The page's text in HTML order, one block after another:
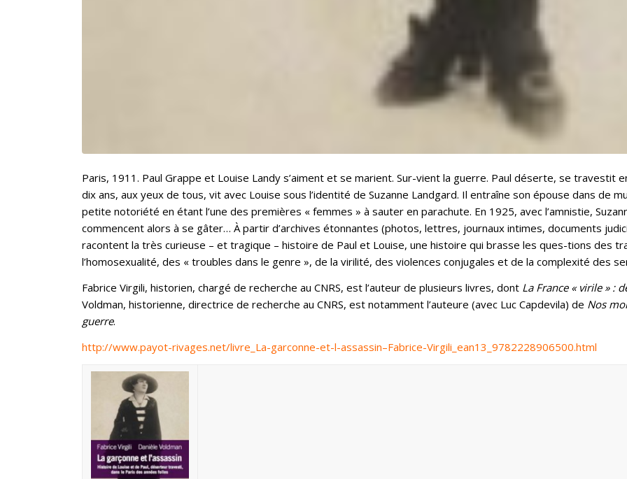
Paris, 1911. Paul Grappe et Louise Landy s’aiment et se marient. Sur-vient la guerre. Paul déserte, se
dix ans, aux yeux de tous, vit avec Louise sous l’identité de Suzanne Landgard. Il entraîne son épouse dans de
petite notoriété en étant l’une des premières « femmes » à sauter en parachute. En 1925, avec l’amnistie,
commencent alors à se gâter… À partir d’archives étonnantes (photos, lettres, journaux intimes, documents
racontent la très curieuse – et tragique – histoire de Paul et Louise, une histoire qui brasse les ques-tions des
l’homosexualité, des « troubles dans le genre », de la virilité, des violences conjugales et de la complexité des
Fabrice Virgili, historien, chargé de recherche au CNRS, est l’auteur de plusieurs livres, dont La France « virile » :
Voldman, historienne, directrice de recherche au CNRS, est notamment l’auteure (avec Luc Capdevila) de Nos
guerre.
http://www.payot-rivages.net/livre_La-garconne-et-l-assassin–Fabrice-Virgili_ean13_9782228906500.html